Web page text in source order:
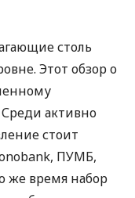
столь
Этот обзор о
активно
стоит
ПУМБ,
же время набор